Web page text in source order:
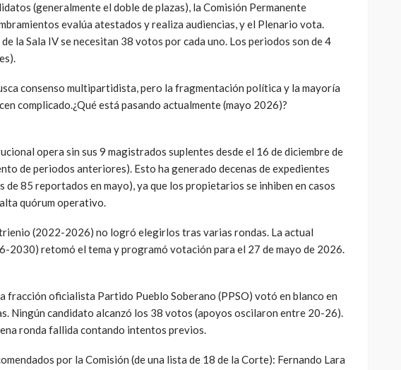
(generalmente el doble de plazas), la Comisión Permanente
evalúa atestados y realiza audiencias, y el Plenario vota.
la Sala IV se necesitan 38 votos por cada uno. Los periodos son de 4
consenso multipartidista, pero la fragmentación política y la mayoría
complicado.¿Qué está pasando actualmente (mayo 2026)?
opera sin sus 9 magistrados suplentes desde el 16 de diciembre de
de periodos anteriores). Esto ha generado decenas de expedientes
de 85 reportados en mayo), ya que los propietarios se inhiben en casos
quórum operativo.
(2022-2026) no logró elegirlos tras varias rondas. La actual
2030) retomó el tema y programó votación para el 27 de mayo de 2026.
fracción oficialista Partido Pueblo Soberano (PPSO) votó en blanco en
Ningún candidato alcanzó los 38 votos (apoyos oscilaron entre 20-26).
ronda fallida contando intentos previos.
por la Comisión (de una lista de 18 de la Corte): Fernando Lara